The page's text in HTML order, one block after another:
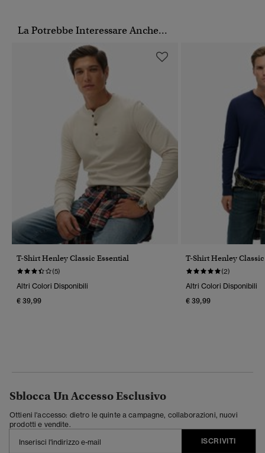
La Potrebbe Interessare Anche...
T-Shirt Henley Classic Essential
(5)
Altri Colori Disponibili
€ 39,99
T-Shirt Henley
(2)
Altri Colori Disponibili
€ 39,99
Sblocca Un Accesso Esclusivo
Ottieni l'accesso: dietro le quinte a campagne, collaborazioni, nuovi
prodotti e vendite.
ISCRIVITI